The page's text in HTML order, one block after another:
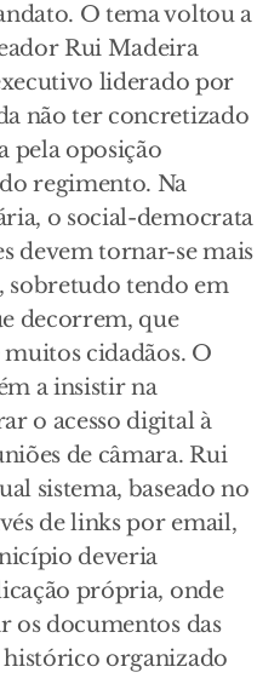
O tema voltou a
Rui Madeira
liderado por
não ter concretizado
pela oposição
regimento. Na
o social-democrata
devem tornar-se mais
sobretudo tendo em
decorrem, que
cidadãos. O
a insistir na
o acesso digital à
de câmara. Rui
sistema, baseado no
de links por email,
deveria
própria, onde
os documentos das
organizado